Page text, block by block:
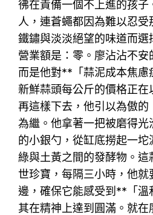
彿在責備一個不上進的孩子
人，連蒼蠅都因為難以忍
鐵鏽與淡淡絕望的味道而選
營業額是：零。廖沾沾不安
而是他對**「蒜泥成本焦慮
新鮮蒜頭每公斤的價格正在
再這樣下去，他引以為傲的
為繼。他拿著一把被磨得光
的小銀勺，從缸底撈起一
綠與土黃之間的發酵物。
世珍寶，每隔三小時，他就
邊，確保它能感受到**「
其在精神上達到圓滿。就